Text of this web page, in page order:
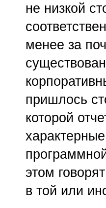
не низкой
менее за
пришлось
которой
этом
в той или